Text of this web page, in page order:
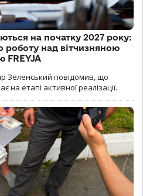
на початку 2027 року:
роботу над вітчизняною
FREYJA
Зеленський повідомив, що
на етапі активної реалізації.